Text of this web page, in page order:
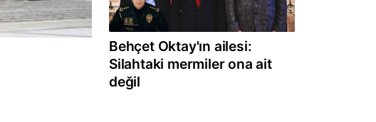
Behçet Oktay'ın ailesi:
Silahtaki mermiler ona ait
değil